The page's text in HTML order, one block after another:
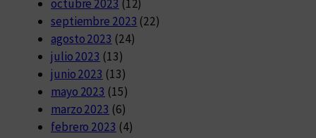
octubre 2023 (12)
septiembre 2023 (22)
agosto 2023 (24)
julio 2023 (13)
junio 2023 (13)
mayo 2023 (15)
marzo 2023 (6)
febrero 2023 (4)